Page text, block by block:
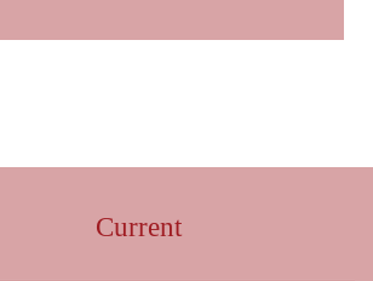
Current